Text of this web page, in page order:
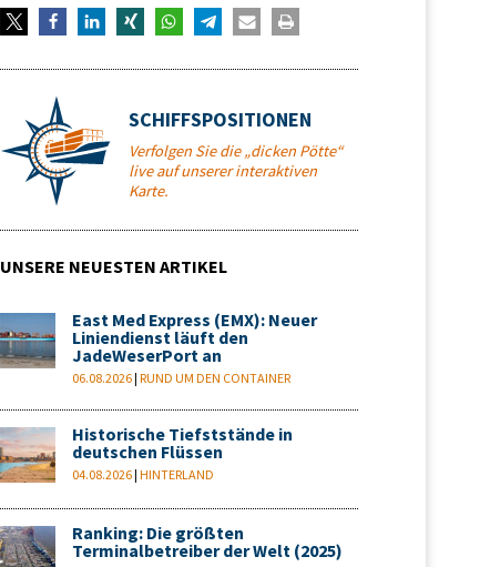
SCHIFFSPOSITIONEN
Verfolgen Sie die „dicken Pötte“
live auf unserer interaktiven
Karte.
UNSERE NEUESTEN ARTIKEL
East Med Express (EMX): Neuer
Liniendienst läuft den
JadeWeserPort an
06.08.2026 |RUND UM DEN CONTAINER
Historische Tiefststände in
deutschen Flüssen
04.08.2026 |HINTERLAND
Ranking: Die größten
Terminalbetreiber der Welt (2025)